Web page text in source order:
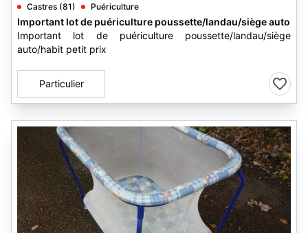
Castres (81) Puériculture
Important lot de puériculture poussette/landau/siège auto
Important lot de puériculture poussette/landau/siège
auto/habit petit prix
Particulier